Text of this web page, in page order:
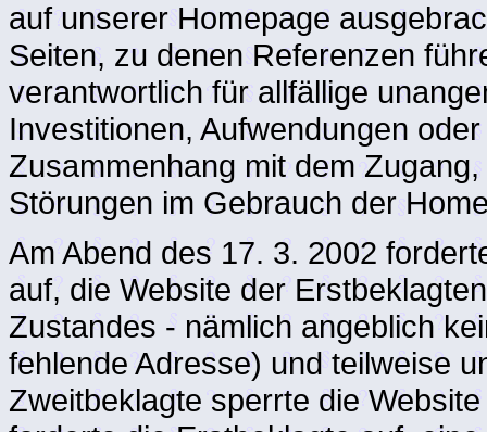
auf unserer Homepage
Seiten, zu denen Referenzen
verantwortlich für allfällige
Investitionen, Aufwendungen
Zusammenhang mit dem
Störungen im Gebrauch der
Am Abend des 17. 3. 2002
auf, die Website der
Zustandes - nämlich angeblich
fehlende Adresse) und teilweise
Zweitbeklagte sperrte die